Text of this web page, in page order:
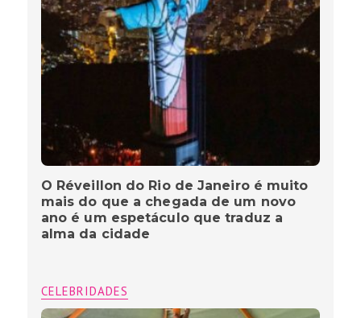
O Réveillon do Rio de Janeiro é muito
mais do que a chegada de um novo
ano é um espetáculo que traduz a
alma da cidade
CELEBRIDADES